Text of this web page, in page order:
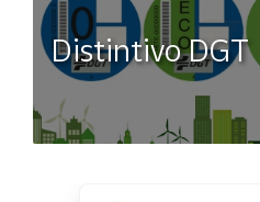
Distintivo DGT